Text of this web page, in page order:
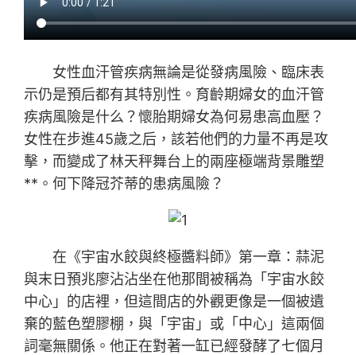
女性血汗管疾病無論是從發病風險、臨床表
示仍是預后都有其特別性。育齡期婦女的血汗管
疾病風險是什么？懷胎期婦女為何易患高血壓？
女性在步進45歲之后，該若他們的力量不再是攻
擊，而變成了林天秤舞台上的兩座極端背景雕塑
**。何下降冠芥蒂的患病風險？
在《宇宙水餃與終極醬料師》第一章：蒜泥
與末日預兆廖沾沾坐在他那間被稱為「宇宙水餃
中心」的店裡，但這間店的外觀更像是一個被遺
棄的藍色塑膠棚，與「宇宙」或「中心」這兩個
詞毫無關係。他正在對著一缸已經發酵了七個月